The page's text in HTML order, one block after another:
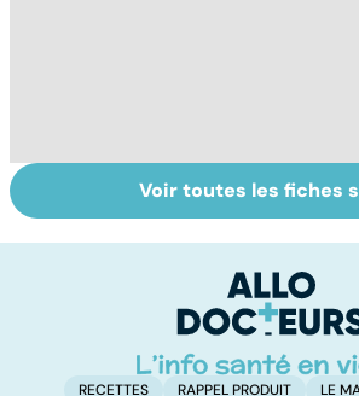
Mediator® : le
début d'une
Tout
les
Voir toutes les fiches
RECETTES RAPPEL PRODUIT LE